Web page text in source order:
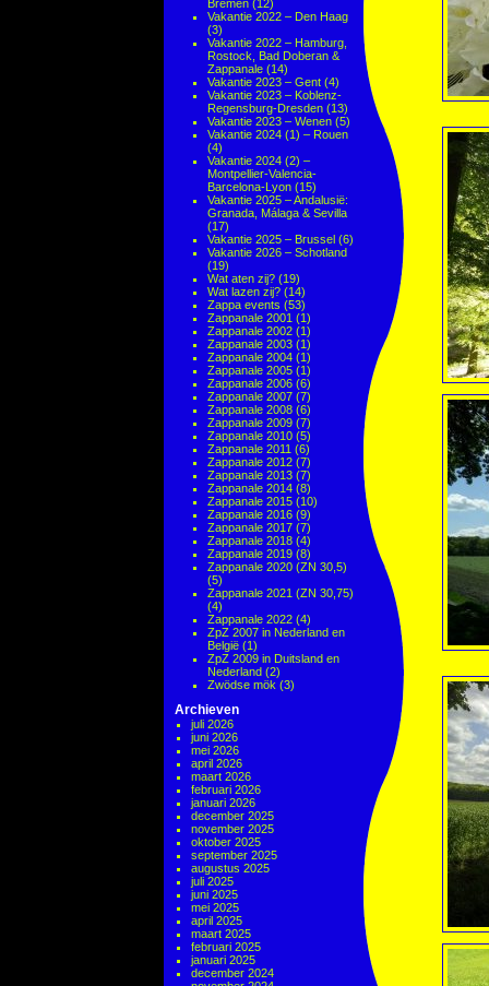
Bremen (12)
Vakantie 2022 – Den Haag
(3)
Vakantie 2022 – Hamburg,
Rostock, Bad Doberan &
Zappanale (14)
Vakantie 2023 – Gent (4)
Vakantie 2023 – Koblenz-
Regensburg-Dresden (13)
Vakantie 2023 – Wenen (5)
Vakantie 2024 (1) – Rouen
(4)
Vakantie 2024 (2) –
Montpellier-Valencia-
Barcelona-Lyon (15)
Vakantie 2025 – Andalusië:
Granada, Málaga & Sevilla
(17)
Vakantie 2025 – Brussel (6)
Vakantie 2026 – Schotland
(19)
Wat aten zij? (19)
Wat lazen zij? (14)
Zappa events (53)
Zappanale 2001 (1)
Zappanale 2002 (1)
Zappanale 2003 (1)
Zappanale 2004 (1)
Zappanale 2005 (1)
Zappanale 2006 (6)
Zappanale 2007 (7)
Zappanale 2008 (6)
Zappanale 2009 (7)
Zappanale 2010 (5)
Zappanale 2011 (6)
Zappanale 2012 (7)
Zappanale 2013 (7)
Zappanale 2014 (8)
Zappanale 2015 (10)
Zappanale 2016 (9)
Zappanale 2017 (7)
Zappanale 2018 (4)
Zappanale 2019 (8)
Zappanale 2020 (ZN 30,5)
(5)
Zappanale 2021 (ZN 30,75)
(4)
Zappanale 2022 (4)
ZpZ 2007 in Nederland en
België (1)
ZpZ 2009 in Duitsland en
Nederland (2)
Zwödse mök (3)
Archieven
juli 2026
juni 2026
mei 2026
april 2026
maart 2026
februari 2026
januari 2026
december 2025
november 2025
oktober 2025
september 2025
augustus 2025
juli 2025
juni 2025
mei 2025
april 2025
maart 2025
februari 2025
januari 2025
december 2024